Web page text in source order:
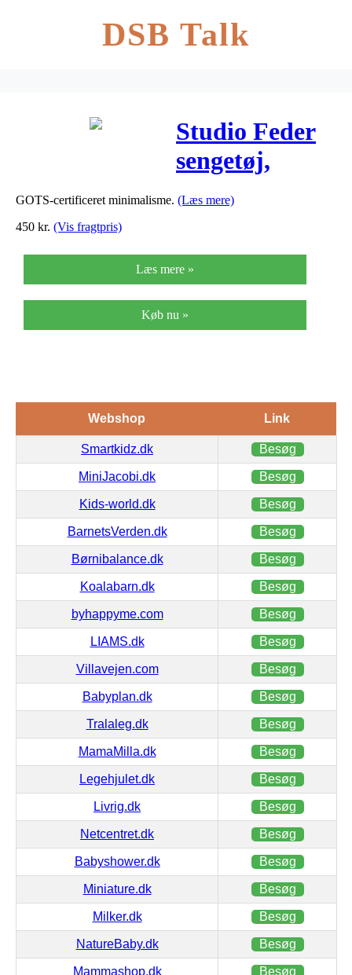
DSB Talk
Studio Feder
sengetøj,
Junior – Lua
GOTS-certificeret minimalisme. (Læs mere)
450 kr. (Vis fragtpris)
Læs mere »
Køb nu »
Webshop Link
Smartkidz.dk Besøg
MiniJacobi.dk Besøg
Kids-world.dk Besøg
BarnetsVerden.dk Besøg
Børnibalance.dk Besøg
Koalabarn.dk Besøg
byhappyme.com Besøg
LIAMS.dk Besøg
Villavejen.com Besøg
Babyplan.dk Besøg
Tralaleg.dk Besøg
MamaMilla.dk Besøg
Legehjulet.dk Besøg
Livrig.dk Besøg
Netcentret.dk Besøg
Babyshower.dk Besøg
Miniature.dk Besøg
Milker.dk Besøg
NatureBaby.dk Besøg
Mammashop.dk Besøg